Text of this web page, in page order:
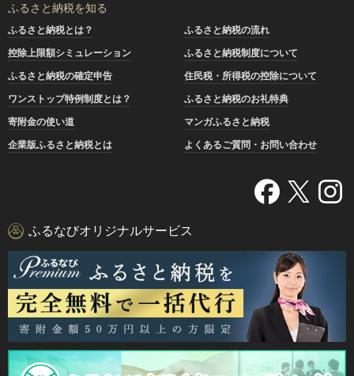
ふるさと納税を知る
ふるさと納税とは？
ふるさと納税の流れ
控除上限額シミュレーション
ふるさと納税制度について
ふるさと納税の確定申告
住民税・所得税の控除について
ワンストップ特例制度とは？
ふるさと納税のお礼特典
寄附金の使い道
マンガふるさと納税
企業版ふるさと納税とは
よくあるご質問・お問い合わせ
ふるなびオリジナルサービス